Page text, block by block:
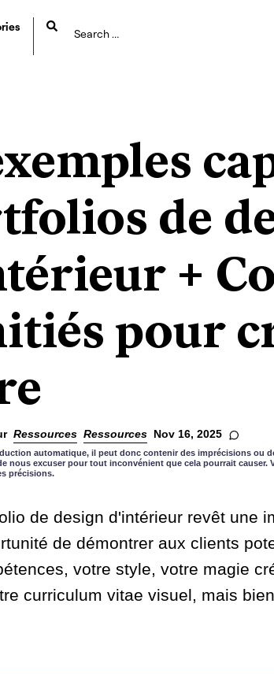
de
+
pour
Ressources Ressources Nov 16, 2025
automatique, il peut donc contenir des imprécisions ou
nous excuser pour tout inconvénient que cela pourrait causer.
précisions.
de design d'intérieur revêt une
de démontrer aux clients
votre style, votre magie
curriculum vitae visuel, mais